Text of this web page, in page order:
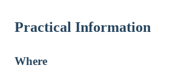
Practical Information
Where